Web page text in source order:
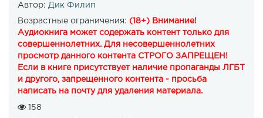
Автор: Дик Филип
Возрастные ограничения: (18+) Внимание!
Аудиокнига может содержать контент только для
совершеннолетних. Для несовершеннолетних
просмотр данного контента СТРОГО ЗАПРЕЩЕН!
Если в книге присутствует наличие пропаганды ЛГБТ
и другого, запрещенного контента - просьба
написать на почту для удаления материала.
158